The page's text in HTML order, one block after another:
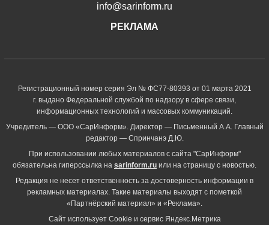
info@sarinform.ru
РЕКЛАМА
Регистрационный номер серия Эл № ФС77-80393 от 01 марта 2021
г. выдано Федеральной службой по надзору в сфере связи,
информационных технологий и массовых коммуникаций.
Учредитель — ООО «СарИнформ». Директор — Письменный А.А. Главный
редактор — Спринчанэ Д.Ю.
При использовании любых материалов с сайта "СарИнформ"
обязательна гиперссылка на sarinform.ru или на страницу с новостью.
Редакция не несет ответственность за достоверность информации в
рекламных материалах. Такие материалы выходят с пометкой
«Партнёрский материал» и «Реклама».
Сайт использует Cookie и сервиc Яндекс.Метрика